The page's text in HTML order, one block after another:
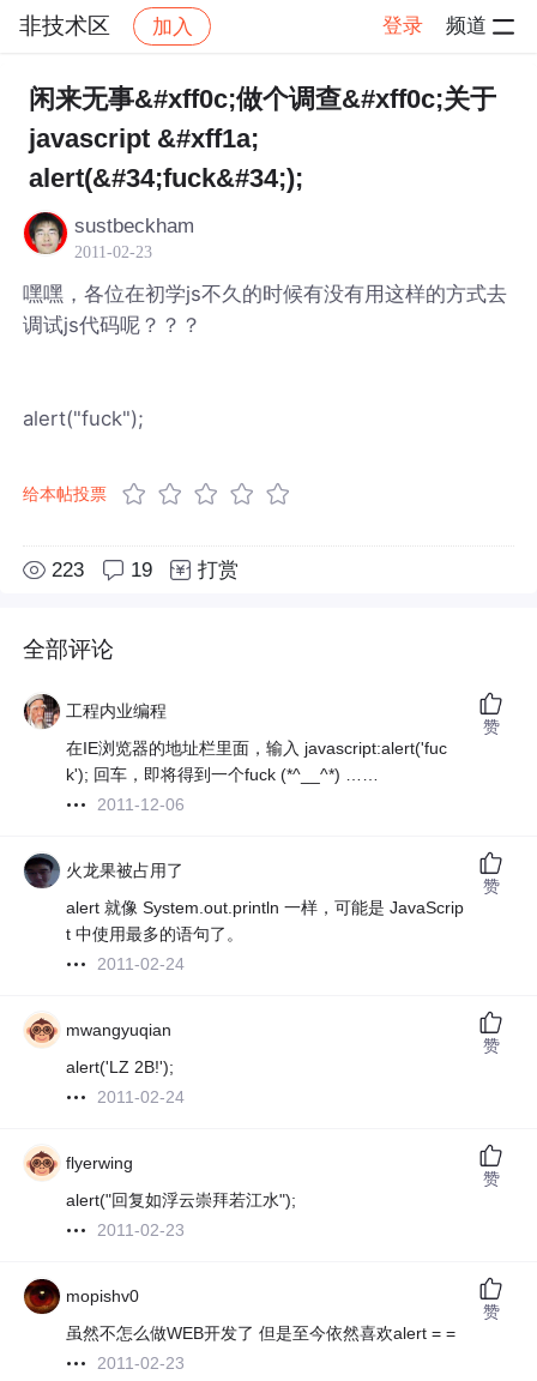
非技术区 加入 登录 频道
社区 非技术区 帖子详情
闲来无事&#xff0c;做个调查&#xff0c;关于
javascript &#xff1a;
alert(&#34;fuck&#34;);
sustbeckham
2011-02-23
嘿嘿，各位在初学js不久的时候有没有用这样的方式去
调试js代码呢？？？
alert("fuck");
给本帖投票
223 19 打赏
全部评论
工程内业编程
在IE浏览器的地址栏里面，输入 javascript:alert('fuc
k'); 回车，即将得到一个fuck (*^__^*) ……
2011-12-06
赞
火龙果被占用了
alert 就像 System.out.println 一样，可能是 JavaScrip
t 中使用最多的语句了。
2011-02-24
赞
mwangyuqian
alert('LZ 2B!');
2011-02-24
赞
flyerwing
alert("回复如浮云崇拜若江水");
2011-02-23
赞
mopishv0
虽然不怎么做WEB开发了 但是至今依然喜欢alert = =
2011-02-23
赞